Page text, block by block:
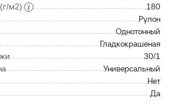
м2)
180
Рулон
Однотонный
Гладкокрашеная
30/1
Универсальный
Нет
Да